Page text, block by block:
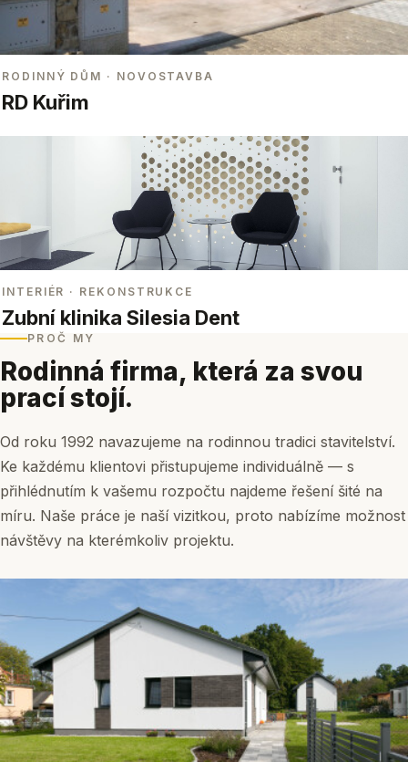
RODINNÝ DŮM · NOVOSTAVBA
RD Kuřim
INTERIÉR · REKONSTRUKCE
Zubní klinika Silesia Dent
PROČ MY
Rodinná firma, která za svou
prací stojí.
Od roku 1992 navazujeme na rodinnou tradici stavitelství.
Ke každému klientovi přistupujeme individuálně — s
přihlédnutím k vašemu rozpočtu najdeme řešení šité na
míru. Naše práce je naší vizitkou, proto nabízíme možnost
návštěvy na kterémkoliv projektu.